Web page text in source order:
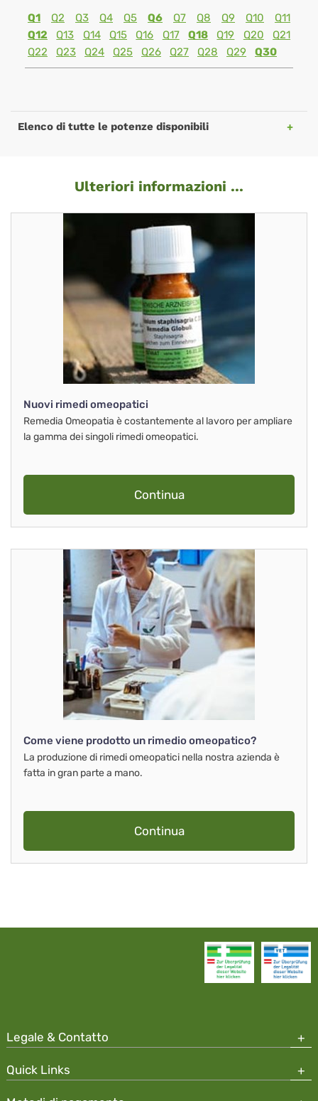
Q1
Q2 Q3 Q4 Q5 Q6 Q7 Q8 Q9 Q10
Q11
Q12
Q13 Q14 Q15 Q16 Q17 Q18 Q19 Q20
Q21
Q22
Q23 Q24 Q25 Q26 Q27 Q28 Q29 Q30
Elenco di tutte le potenze disponibili
Ulteriori informazioni ...
Nuovi rimedi omeopatici
Remedia Omeopatia è costantemente al lavoro per ampliare
la gamma dei singoli rimedi omeopatici.
Continua
Come viene prodotto un rimedio omeopatico?
La produzione di rimedi omeopatici nella nostra azienda è
fatta in gran parte a mano.
Continua
Legale & Contatto
Quick Links